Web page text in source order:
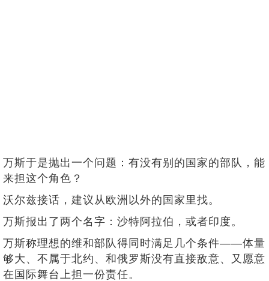
万斯于是抛出一个问题：有没有别的国家的部队，能
来担这个角色？
沃尔兹接话，建议从欧洲以外的国家里找。
万斯报出了两个名字：沙特阿拉伯，或者印度。
万斯称理想的维和部队得同时满足几个条件——体量
够大、不属于北约、和俄罗斯没有直接敌意、又愿意
在国际舞台上担一份责任。